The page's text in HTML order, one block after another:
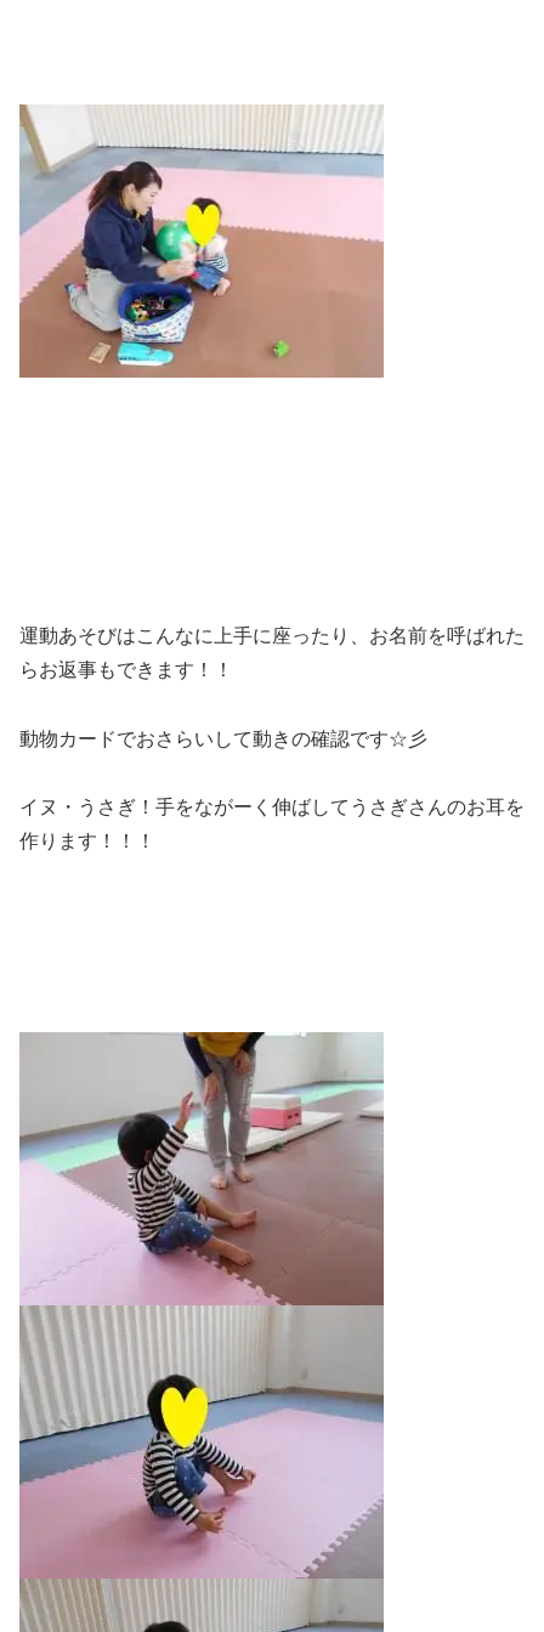
運動あそびはこんなに上手に座ったり、お名前を呼ばれた
らお返事もできます！！
動物カードでおさらいして動きの確認です☆彡
イヌ・うさぎ！手をながーく伸ばしてうさぎさんのお耳を
作ります！！！